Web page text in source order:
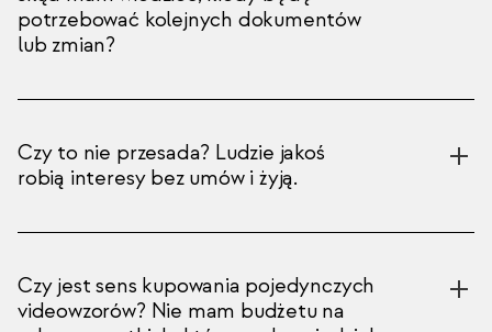
potrzebować kolejnych dokumentów
lub zmian?
Czy to nie przesada? Ludzie jakoś
robią interesy bez umów i żyją.
Czy jest sens kupowania pojedynczych
videowzorów? Nie mam budżetu na